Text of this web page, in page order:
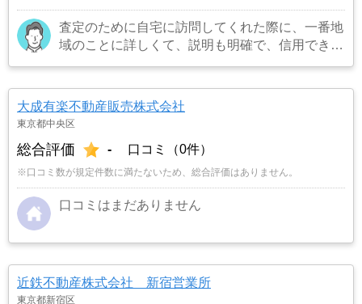
査定のために自宅に訪問してくれた際に、一番地
域のことに詳しくて、説明も明確で、信用できる
大成有楽不動産販売株式会社
東京都中央区
総合評価 - 口コミ（0件）
※口コミ数が規定件数に満たないため、総合評価はありません。
口コミはまだありません
近鉄不動産株式会社 新宿営業所
東京都新宿区